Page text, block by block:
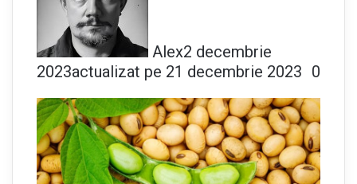
Alex2 decembrie
2023actualizat pe 21 decembrie 2023 0